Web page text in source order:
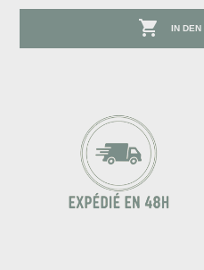
 IN DEN